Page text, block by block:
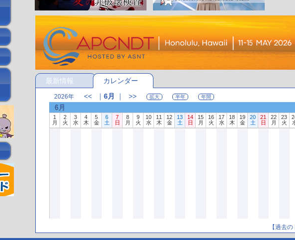
最新情報 カレンダー
2026年 << ｜6月 ｜ >> 拡大 半年 年間
6月
1
月
2
火
3
水
4
木
5
金
6
土
7
日
8
月
9
火
10
水
11
木
12
金
13
土
14
日
15
月
16
火
17
水
18
木
19
金
20
土
21
日
22
月
23
火
【過去